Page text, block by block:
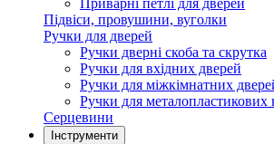
Приварні петлі для дверей
Підвіси, провушини, вуголки
Ручки для дверей
Ручки дверні скоба та скрутка
Ручки для вхідних дверей
Ручки для міжкімнатних
Ручки для металопластикових
Серцевини
Інструменти